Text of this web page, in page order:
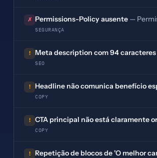
✗ Permissions-Policy ausente —
SEGURANÇA
! Meta description com 94 caracteres
SEO
! Headline não comunica benefício
COPY
! CTA principal não está claramente
COPY
! Repetição de blocos de 'O melhor